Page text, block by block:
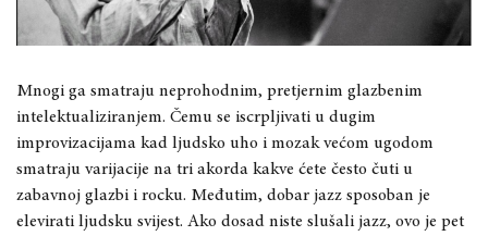
Mnogi ga smatraju neprohodnim, pretjernim glazbenim
intelektualiziranjem. Čemu se iscrpljivati u dugim
improvizacijama kad ljudsko uho i mozak većom ugodom
smatraju varijacije na tri akorda kakve ćete često čuti u
zabavnoj glazbi i rocku. Međutim, dobar jazz sposoban je
elevirati ljudsku svijest. Ako dosad niste slušali jazz, ovo je pet